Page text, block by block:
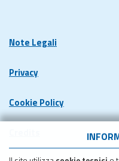
Note Legali
Privacy
Cookie Policy